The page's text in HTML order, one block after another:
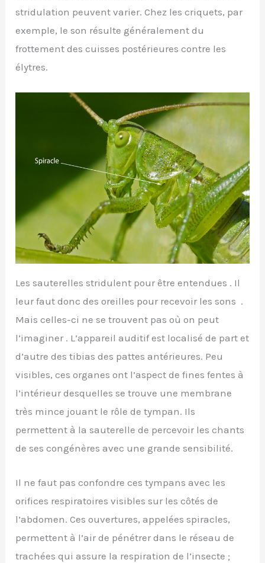
stridulation peuvent varier. Chez les criquets, par
exemple, le son résulte généralement du
frottement des cuisses postérieures contre les
élytres.
Les sauterelles stridulent pour être entendues . Il
leur faut donc des oreilles pour recevoir les sons .
Mais celles-ci ne se trouvent pas où on peut
l’imaginer . L’appareil auditif est localisé de part et
d’autre des tibias des pattes antérieures. Peu
visibles, ces organes ont l’aspect de fines fentes à
l’intérieur desquelles se trouve une membrane
très mince jouant le rôle de tympan. Ils
permettent à la sauterelle de percevoir les chants
de ses congénères avec une grande sensibilité.
Il ne faut pas confondre ces tympans avec les
orifices respiratoires visibles sur les côtés de
l’abdomen. Ces ouvertures, appelées spiracles,
permettent à l’air de pénétrer dans le réseau de
trachées qui assure la respiration de l’insecte ;